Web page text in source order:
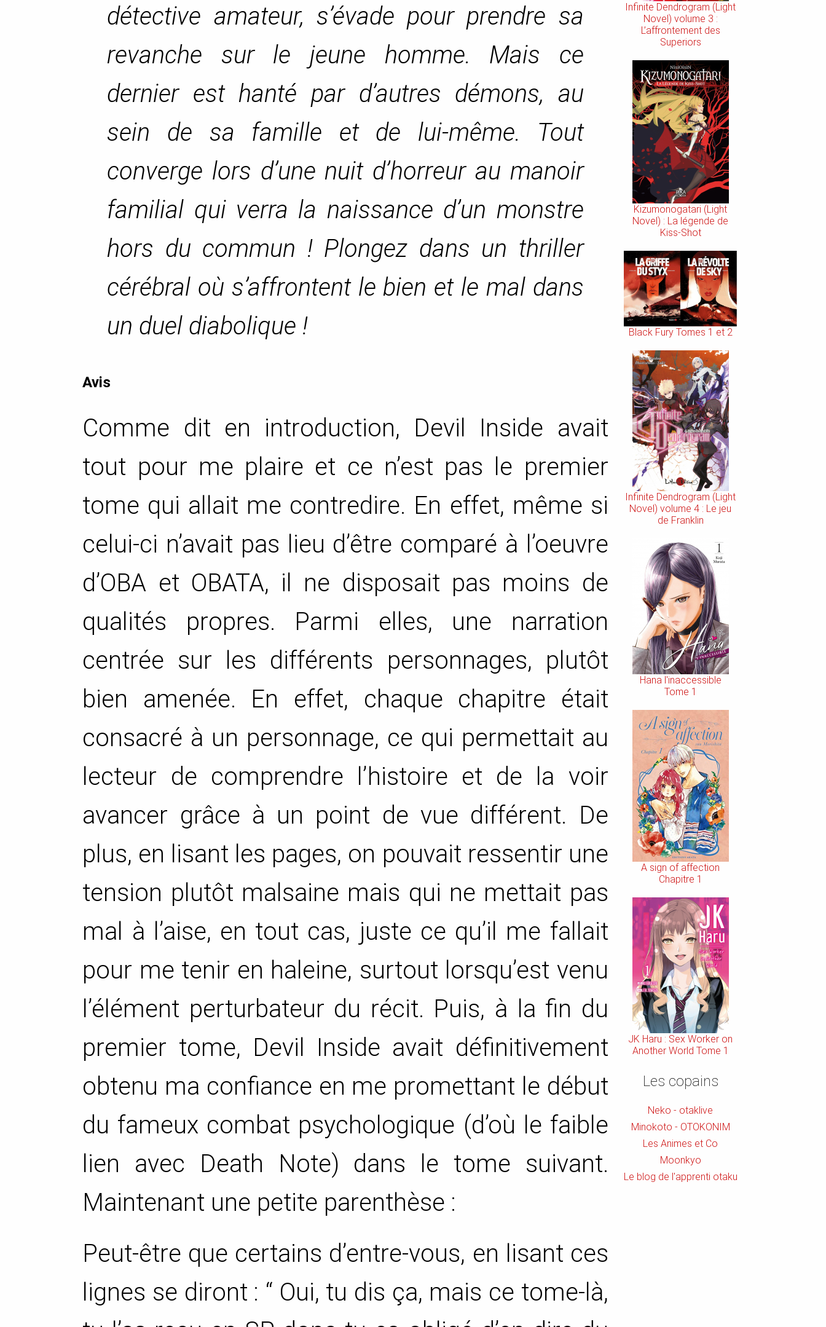
détective amateur, s’évade pour prendre sa
revanche sur le jeune homme. Mais ce
dernier est hanté par d’autres démons, au
sein de sa famille et de lui-même. Tout
converge lors d’une nuit d’horreur au manoir
familial qui verra la naissance d’un monstre
hors du commun ! Plongez dans un thriller
cérébral où s’affrontent le bien et le mal dans
un duel diabolique !
Avis
Comme dit en introduction, Devil Inside avait
tout pour me plaire et ce n’est pas le premier
tome qui allait me contredire. En effet, même si
celui-ci n’avait pas lieu d’être comparé à l’oeuvre
d’OBA et OBATA, il ne disposait pas moins de
qualités propres. Parmi elles, une narration
centrée sur les différents personnages, plutôt
bien amenée. En effet, chaque chapitre était
consacré à un personnage, ce qui permettait au
lecteur de comprendre l’histoire et de la voir
avancer grâce à un point de vue différent. De
plus, en lisant les pages, on pouvait ressentir une
tension plutôt malsaine mais qui ne mettait pas
mal à l’aise, en tout cas, juste ce qu’il me fallait
pour me tenir en haleine, surtout lorsqu’est venu
l’élément perturbateur du récit. Puis, à la fin du
premier tome, Devil Inside avait définitivement
obtenu ma confiance en me promettant le début
du fameux combat psychologique (d’où le faible
lien avec Death Note) dans le tome suivant.
Maintenant une petite parenthèse :
Peut-être que certains d’entre-vous, en lisant ces
lignes se diront : “ Oui, tu dis ça, mais ce tome-là,
Infinite Dendrogram (Light
Novel) volume 3 :
L’affrontement des
Superiors
Kizumonogatari (Light
Novel) : La légende de
Kiss-Shot
Black Fury Tomes 1 et 2
Infinite Dendrogram (Light
Novel) volume 4 : Le jeu
de Franklin
Hana l'inaccessible
Tome 1
A sign of affection
Chapitre 1
JK Haru : Sex Worker on
Another World Tome 1
Les copains
Neko - otaklive
Minokoto - OTOKONIM
Les Animes et Co
Moonkyo
Le blog de l'apprenti otaku